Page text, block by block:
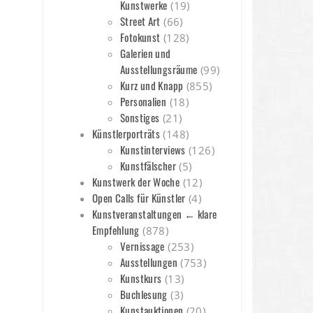
Kunstwerke (19)
Street Art (66)
Fotokunst (128)
Galerien und
Ausstellungsräume (99)
Kurz und Knapp (855)
Personalien (18)
Sonstiges (21)
Künstlerporträts (148)
Kunstinterviews (126)
Kunstfälscher(5)
Kunstwerk der Woche (12)
Open Calls für Künstler (4)
Kunstveranstaltungen ← klare
Empfehlung (878)
Vernissage (253)
Ausstellungen (753)
Kunstkurs (13)
Buchlesung (3)